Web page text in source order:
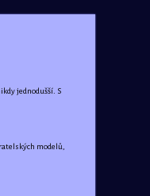
jednodušší. S
modelů,